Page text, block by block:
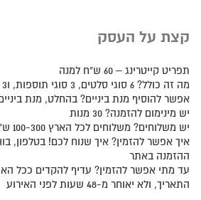
קצת על העסק
תפריט קייטרינג – 60 ש"ח למנה
מה זה כולל? 6 סוגי סלטים, 3 סוגי תוספות, ו3 סוגי מנה עיקרית
אפשר להוסיף מנת ביניים? בהחלט, מנת ביניים ב-20 ש"ח
יש מינימום להזמנה? 30 מנות
יש משלוחים? משלוחים לכל הארץ 100-300 ש"ח
איך אפשר להזמין? איך שנוח לכם! בטלפון,
ההזמנה באתר
עד מתי אפשר להזמין? עדיף להקדים ככל
התאריך, ולא יאוחר מ-48 שעות לפני האירוע